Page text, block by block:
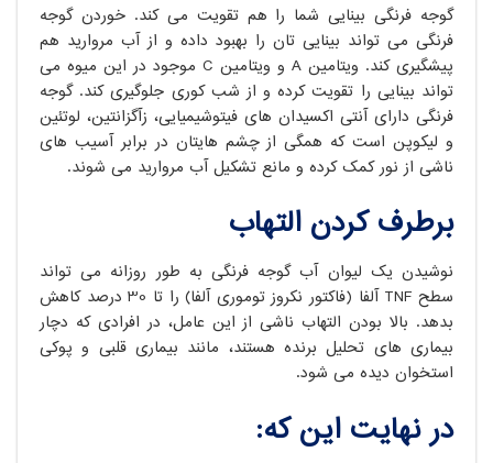
گوجه فرنگی بینایی شما را هم تقویت می کند. خوردن گوجه
فرنگی می تواند بینایی تان را بهبود داده و از آب مروارید هم
پیشگیری کند. ویتامین A و ویتامین C موجود در این میوه می
تواند بینایی را تقویت کرده و از شب کوری جلوگیری کند. گوجه
فرنگی دارای آنتی اکسیدان های فیتوشیمیایی، زآگزانتین، لوتئین
و لیکوپن است که همگی از چشم هایتان در برابر آسیب های
ناشی از نور کمک کرده و مانع تشکیل آب مروارید می شوند.
برطرف کردن التهاب
نوشیدن یک لیوان آب گوجه فرنگی به طور روزانه می تواند
سطح TNF آلفا (فاکتور نکروز توموری آلفا) را تا 30 درصد کاهش
بدهد. بالا بودن التهاب ناشی از این عامل، در افرادی که دچار
بیماری های تحلیل برنده هستند، مانند بیماری قلبی و پوکی
استخوان دیده می شود.
در نهایت این که: